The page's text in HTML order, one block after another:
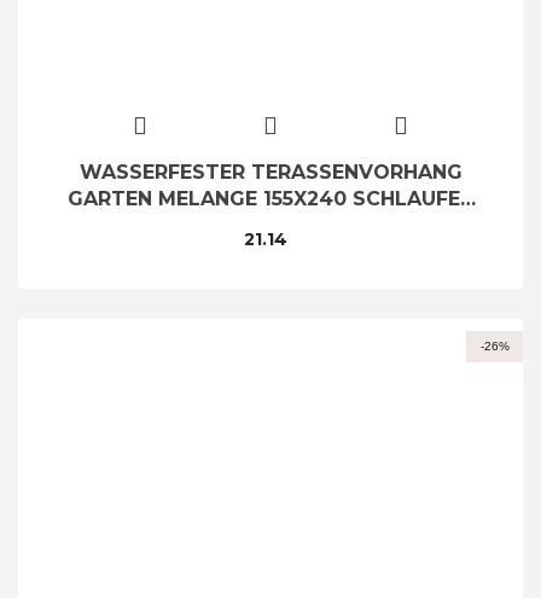
WASSERFESTER TERASSENVORHANG
GARTEN MELANGE 155X240 SCHLAUFEN
21.14
-26%